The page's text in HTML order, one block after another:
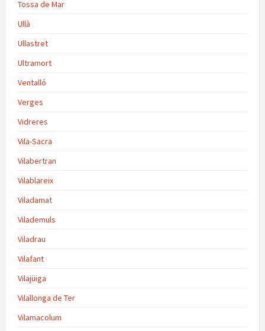
Tossa de Mar
Ullà
Ullastret
Ultramort
Ventalló
Verges
Vidreres
Vila-Sacra
Vilabertran
Vilablareix
Viladamat
Vilademuls
Viladrau
Vilafant
Vilajüiga
Vilallonga de Ter
Vilamacolum